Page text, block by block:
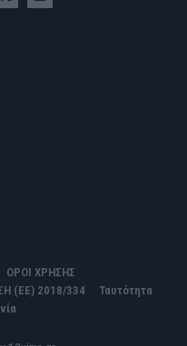
ΟΡΟΙ ΧΡΗΣΗΣ
(ΕΕ) 2018/334
Ταυτότητα